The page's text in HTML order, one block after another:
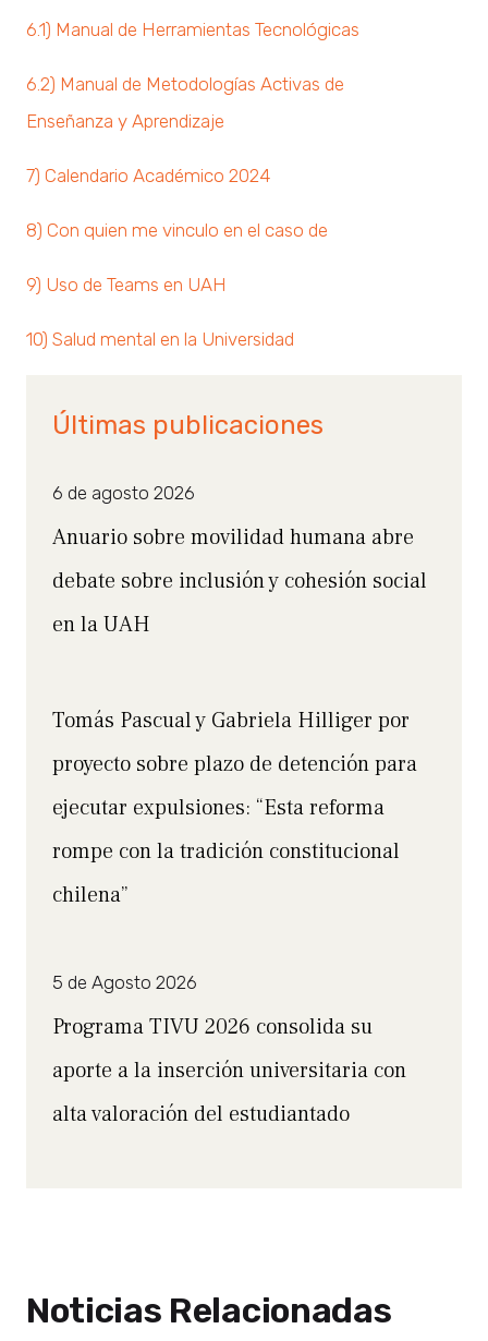
6.1) Manual de Herramientas Tecnológicas
6.2) Manual de Metodologías Activas de
Enseñanza y Aprendizaje
7) Calendario Académico 2024
8) Con quien me vinculo en el caso de
9) Uso de Teams en UAH
10) Salud mental en la Universidad
Últimas publicaciones
6 de agosto 2026
Anuario sobre movilidad humana abre
debate sobre inclusión y cohesión social
en la UAH
Tomás Pascual y Gabriela Hilliger por
proyecto sobre plazo de detención para
ejecutar expulsiones: “Esta reforma
rompe con la tradición constitucional
chilena”
5 de Agosto 2026
Programa TIVU 2026 consolida su
aporte a la inserción universitaria con
alta valoración del estudiantado
Noticias Relacionadas